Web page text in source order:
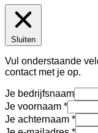
Sluiten
Vul onderstaande
contact met je op.
Je bedrijfsnaam
Je voornaam
Je achternaam